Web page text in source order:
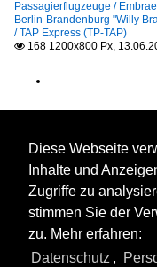
Passagierflugzeuge /
Berlin-Brandenburg "Willy
/ TAP Express (TP-TAP)
 168 1200x800 Px,
Diese Webseite
Inhalte und
Zugriffe zu
stimmen Sie der
zu. Mehr erfahren:
Datenschutz ,